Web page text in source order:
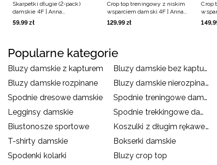
Skarpetki długie (2-pack)
damskie 4F | Anna
Lewandowska - multikolor
59,99 zł
Crop top treningowy z niskim
wsparciem damski 4F | Anna
Lewandowska - brązowy
129,99 zł
Crop
149,
Popularne kategorie
Bluzy damskie z kapturem
Bluzy damskie bez kaptura
Bluzy damskie rozpinane
Bluzy damskie nierozpinane
Spodnie dresowe damskie
Spodnie treningowe damskie
Legginsy damskie
Spodnie trekkingowe damskie
Biustonosze sportowe
Koszulki z długim rękawem damskie
T-shirty damskie
Bokserki damskie
Spodenki kolarki
Bluzy crop top